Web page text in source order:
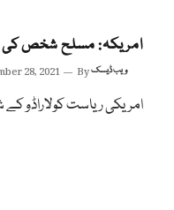
امریکہ: مسلح شخص کی فائرنگ
28, 2021 Byویب ڈیسک
امریکی ریاست کولاراڈو